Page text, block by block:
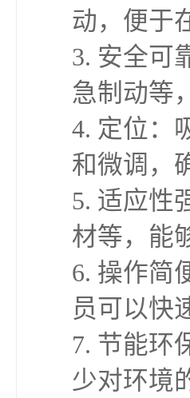
动，便于
3. 安全可
急制动等
4. 定位：
和微调，
5. 适应性
材等，能
6. 操作简
员可以快
7. 节能环
少对环境